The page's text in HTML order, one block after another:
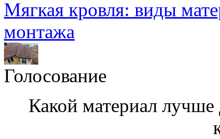
Мягкая кровля: виды
монтажа
Голосование
Какой материал